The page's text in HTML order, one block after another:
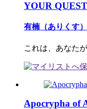
YOUR QUEST
有楠（ありくす）
これは、あなた
Apocrypha of